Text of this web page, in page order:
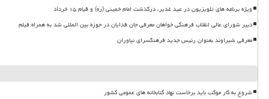
ویژه برنامه های تلویزیون در عید غدیر، درگذشت امام خمینی (ره) و قیام ۱۵ خرداد
دبیر شورای عالی انقلاب فرهنگی خواهان معرفی جان فدایان در حوزه بین المللی شد به همراه فیلم
معرفی شیراوند بعنوان رئیس جدید فرهنگسرای نیاوران
شروع به کار موکب باید برخاست نهاد کتابخانه های عمومی کشور